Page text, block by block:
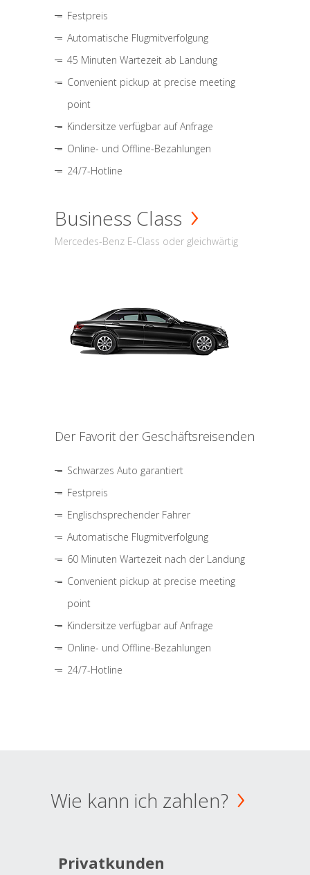
Festpreis
Automatische Flugmitverfolgung
45 Minuten Wartezeit ab Landung
Convenient pickup at precise meeting
point
Kindersitze verfügbar auf Anfrage
Online- und Offline-Bezahlungen
24/7-Hotline
Business Class
Mercedes-Benz E-Class oder gleichwärtig
Der Favorit der Geschäftsreisenden
Schwarzes Auto garantiert
Festpreis
Englischsprechender Fahrer
Automatische Flugmitverfolgung
60 Minuten Wartezeit nach der Landung
Convenient pickup at precise meeting
point
Kindersitze verfügbar auf Anfrage
Online- und Offline-Bezahlungen
24/7-Hotline
Wie kann ich zahlen?
Privatkunden